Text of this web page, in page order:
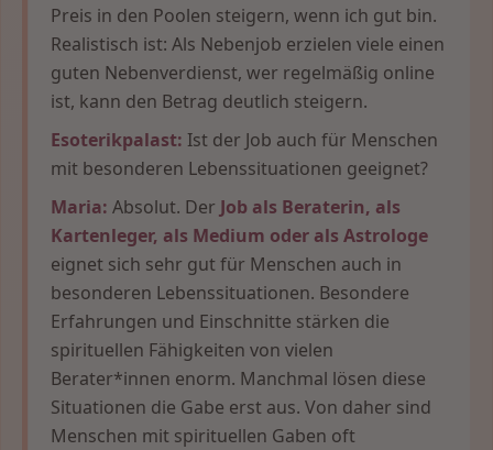
Preis in den Poolen steigern, wenn ich gut bin.
Realistisch ist: Als Nebenjob erzielen viele einen
guten Nebenverdienst, wer regelmäßig online
ist, kann den Betrag deutlich steigern.
Esoterikpalast: Ist der Job auch für Menschen
mit besonderen Lebenssituationen geeignet?
Maria: Absolut. Der Job als Beraterin, als
Kartenleger, als Medium oder als Astrologe
eignet sich sehr gut für Menschen auch in
besonderen Lebenssituationen. Besondere
Erfahrungen und Einschnitte stärken die
spirituellen Fähigkeiten von vielen
Berater*innen enorm. Manchmal lösen diese
Situationen die Gabe erst aus. Von daher sind
Menschen mit spirituellen Gaben oft